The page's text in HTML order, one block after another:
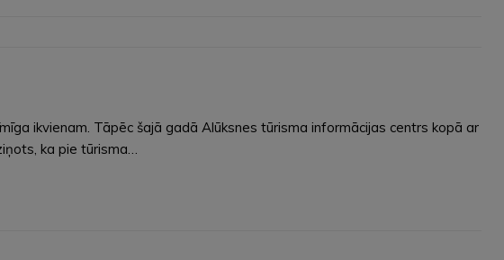
ikvienam. Tāpēc šajā gadā Alūksnes tūrisma informācijas centrs kopā ar
ka pie tūrisma…